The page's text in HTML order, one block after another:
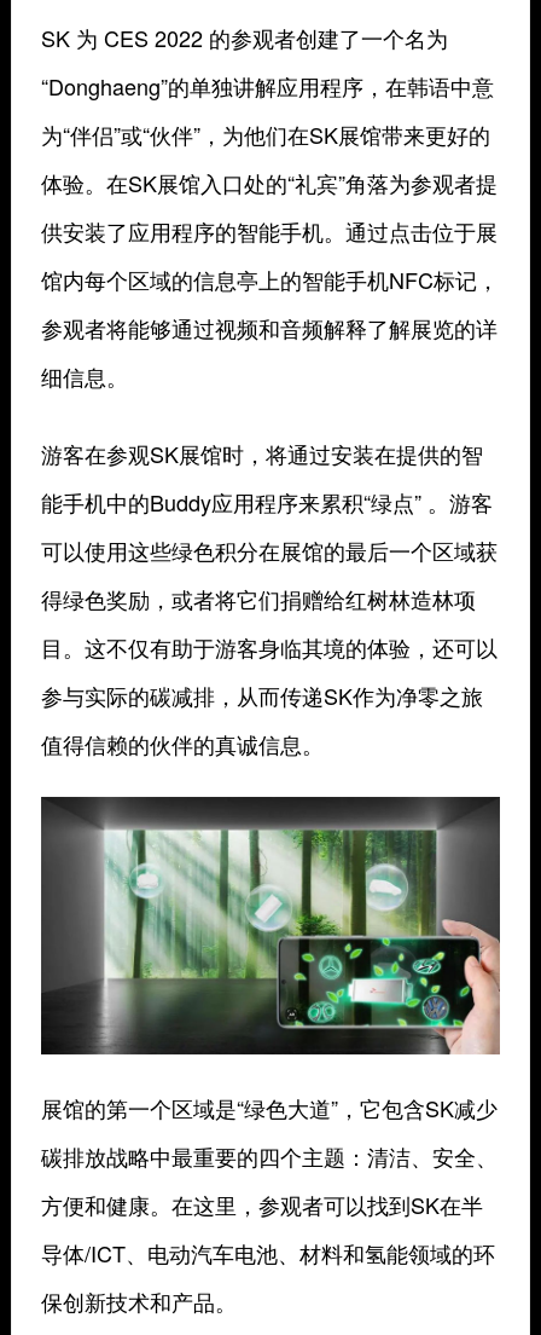
SK 为 CES 2022 的参观者创建了一个名为
“Donghaeng”的单独讲解应用程序，在韩语中意
为“伴侣”或“伙伴”，为他们在SK展馆带来更好的
体验。在SK展馆入口处的“礼宾”角落为参观者提
供安装了应用程序的智能手机。通过点击位于展
馆内每个区域的信息亭上的智能手机NFC标记，
参观者将能够通过视频和音频解释了解展览的详
细信息。
游客在参观SK展馆时，将通过安装在提供的智
能手机中的Buddy应用程序来累积“绿点” 。游客
可以使用这些绿色积分在展馆的最后一个区域获
得绿色奖励，或者将它们捐赠给红树林造林项
目。这不仅有助于游客身临其境的体验，还可以
参与实际的碳减排，从而传递SK作为净零之旅
值得信赖的伙伴的真诚信息。
展馆的第一个区域是“绿色大道”，它包含SK减少
碳排放战略中最重要的四个主题：清洁、安全、
方便和健康。在这里，参观者可以找到SK在半
导体/ICT、电动汽车电池、材料和氢能领域的环
保创新技术和产品。